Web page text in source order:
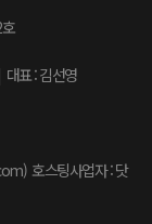
대표 : 김선영
호스팅사업자 : 닷